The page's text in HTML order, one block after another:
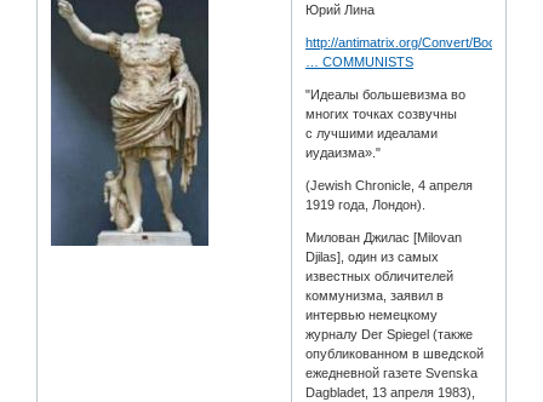
Юрий Лина
http://antimatrix.org/Convert/Books/Und
… COMMUNISTS
"Идеалы большевизма во
многих точках созвучны
с лучшими идеалами
иудаизма»."
(Jewish Chronicle, 4 апреля
1919 года, Лондон).
Милован Джилас [Milovan
Djilas], один из самых
известных обличителей
коммунизма, заявил в
интервью немецкому
журналу Der Spiegel (также
опубликованном в шведской
ежедневной газете Svenska
Dagbladet, 13 апреля 1983),